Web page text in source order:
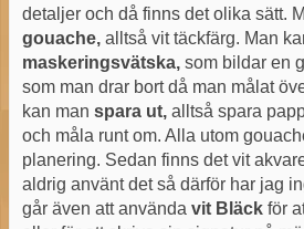
detaljer och då finns det olika sätt.
gouache,alltså vit täckfärg. Man
maskeringsvätska,som bildar en
som man drar bort då man målat
kan man spara ut, alltså spara
och måla runt om. Alla utom
planering. Sedan finns det vit
aldrig använt det så därför har jag
går även att använda vit Bläck för